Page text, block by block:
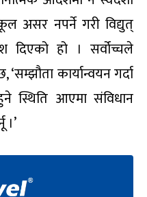
असर नपर्ने गरी विद्युत्
दिएको हो । सर्वोच्चले
कार्यान्वयन गर्दा
स्थिति आएमा संविधान